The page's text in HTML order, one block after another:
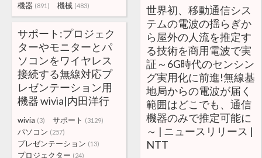
機器 (891) 機械 (483)
世界初、移動通信シス
テムの電波の揺らぎか
ら屋外の人流を推定す
る技術を商用電波で実
証～6G時代のセンシン
グ実用化に前進!無線基
地局からの電波が届く
範囲はどこでも、通信
機器のみで推定可能に
～ | ニュースリリース |
NTT
サポート:プロジェク
ターやモニターとパ
ソコンをワイヤレス
接続する無線対応プ
レゼンテーション用
機器 wivia|内田洋行
wivia (3) サポート (3129)
パソコン (257)
プレゼンテーション (13)
プロジェクター (24)